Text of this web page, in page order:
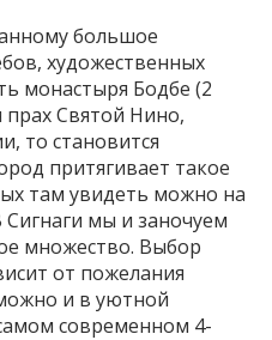
большое
художественных
монастыря Бодбе (2
прах Святой Нино,
то становится
притягивает такое
там увидеть можно на
Сигнаги мы и заночуем
множество. Выбор
от пожелания
и в уютной
современном 4-